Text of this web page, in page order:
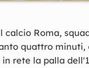
Roma,
quattro minuti,
rete la palla